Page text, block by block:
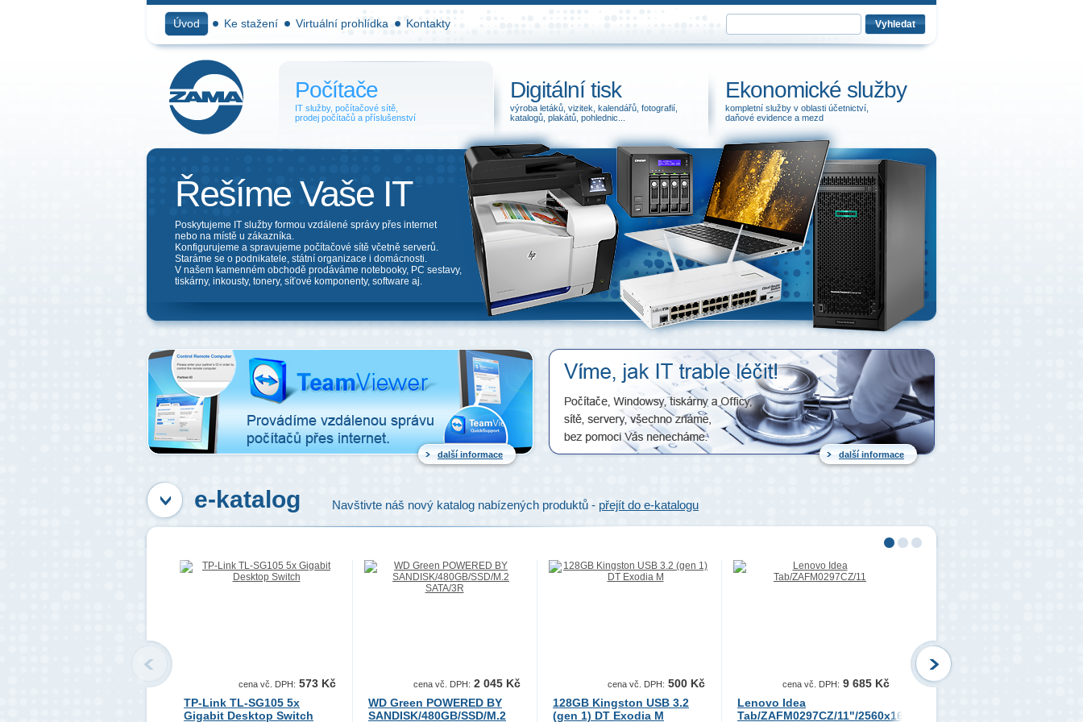
Počítače
IT služby, počítačové sítě,
prodej počítačů a příslušenství
Digitální tisk
výroba letáků, vizitek, kalendářů, fotografií,
katalogů, plakátů, pohlednic...
Ekonomické služby
kompletní služby v oblasti účetnictví,
daňové evidence a mezd
další informace další informace
e-katalog Navštivte náš nový katalog nabízených produktů - přejít do e-katalogu
cena vč. DPH: 573 Kč
TP-Link TL-SG105 5x
Gigabit Desktop Switch
cena vč. DPH: 2 045 Kč
WD Green POWERED BY
SANDISK/480GB/SSD/M.2
cena vč. DPH: 500 Kč
128GB Kingston USB 3.2
(gen 1) DT Exodia M
cena vč. DPH: 9 685 Kč
Lenovo Idea
Tab/ZAFM0297CZ/11"/2560x1600/8GB/256GB/An15/Luna
Řešíme Vaše IT
Poskytujeme IT služby formou vzdálené správy přes internet
nebo na místě u zákazníka.
Konfigurujeme a spravujeme počítačové sítě včetně serverů.
Staráme se o podnikatele, státní organizace i domácnosti.
V našem kamenném obchodě prodáváme notebooky, PC sestavy,
tiskárny, inkousty, tonery, síťové komponenty, software aj.
Úvod Ke stažení Virtuální prohlídka Kontakty